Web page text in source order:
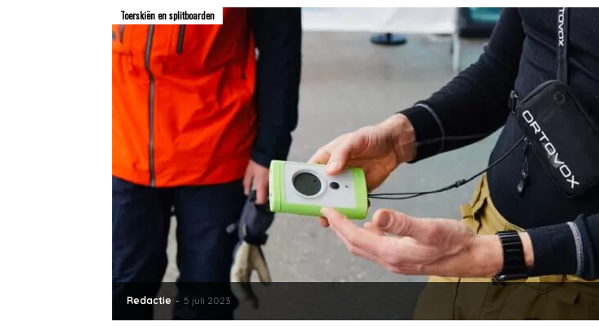
Redactie - 5 juli 2023
Toerskiën en splitboarden